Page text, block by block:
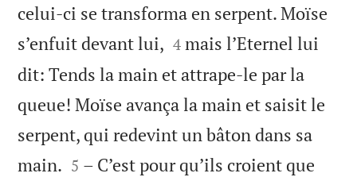
celui-ci se transforma en serpent. Moïse
s’enfuit devant lui, 

4 mais l’Eternel lui
dit: Tends la main et attrape-le par la
queue! Moïse avança la main et saisit le
serpent, qui redevint un bâton dans sa
main. 

5 – C’est pour qu’ils croient que